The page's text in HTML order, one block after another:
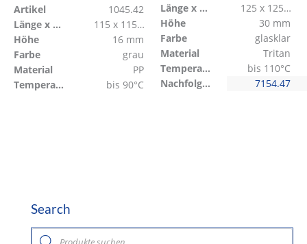
Artikel
1045.42
Länge x Breite
115 x 115 mm
Höhe
16 mm
Farbe
grau
Material
PP
Temperaturbeständig
bis 90°C
Länge x Breite
125 x 125 mm
Höhe
30 mm
Farbe
glasklar
Material
Tritan
Temperaturbeständig
bis 110°C
Nachfolge für Artikel
7154.47
Search
P